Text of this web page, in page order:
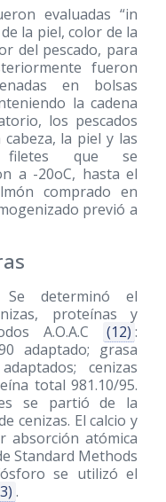
evaluadas “in
la piel, color de la
del pescado, para
fueron
en bolsas
la cadena
los pescados
la piel y las
filetes que se
a -20oC, hasta el
comprado en
previó a
Se determinó el
proteínas y
A.O.A.C
(12) :
adaptado; grasa
cenizas
total 981.10/95.
se partió de la
cenizas. El calcio y
absorción atómica
Standard Methods
se utilizó el
.